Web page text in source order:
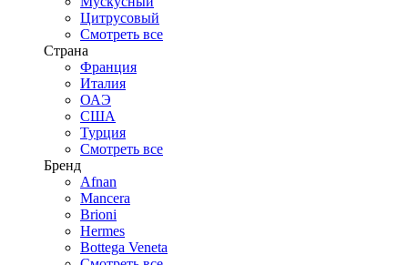
Цитрусовый
Смотреть все
Страна
Франция
Италия
ОАЭ
США
Турция
Смотреть все
Бренд
Afnan
Mancera
Brioni
Hermes
Bottega Veneta